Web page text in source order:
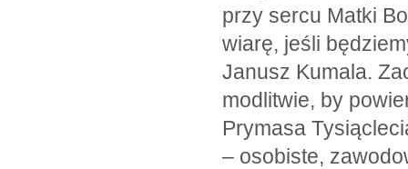
przy sercu Matki
wiarę, jeśli
Janusz Kumala.
modlitwie, by
Prymasa
– osobiste,